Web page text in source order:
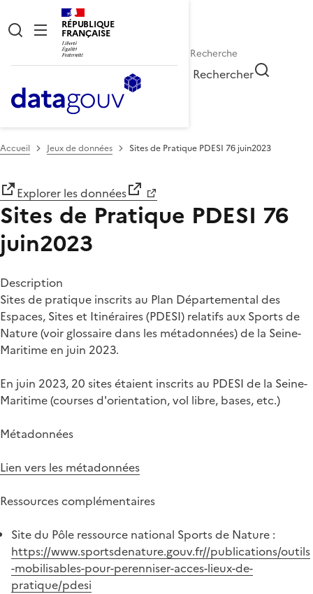
RÉPUBLIQUE
FRANÇAISE
Rechercher
Accueil Jeux de données Sites de Pratique PDESI 76 juin2023
Explorer les données
Sites de Pratique PDESI 76
juin2023
Description
Sites de pratique inscrits au Plan Départemental des
Espaces, Sites et Itinéraires (PDESI) relatifs aux Sports de
Nature (voir glossaire dans les métadonnées) de la Seine-
Maritime en juin 2023.
En juin 2023, 20 sites étaient inscrits au PDESI de la Seine-
Maritime (courses d'orientation, vol libre, bases, etc.)
Métadonnées
Lien vers les métadonnées
Ressources complémentaires
Site du Pôle ressource national Sports de Nature :
https://www.sportsdenature.gouv.fr//publications/outils
-mobilisables-pour-perenniser-acces-lieux-de-
pratique/pdesi